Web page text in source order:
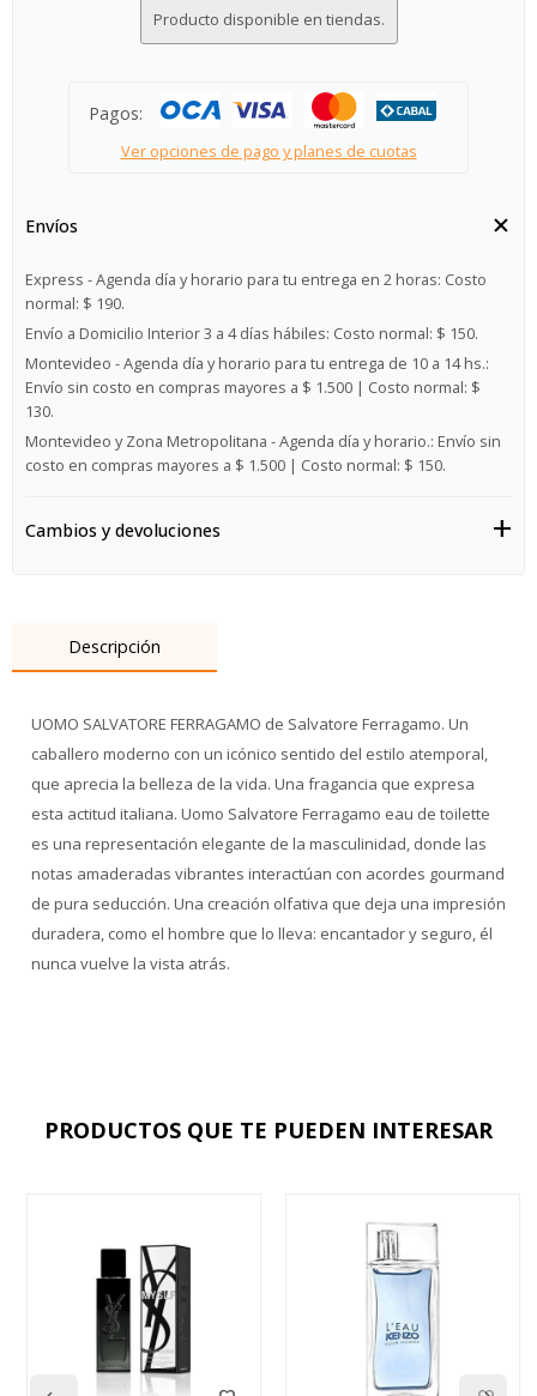
Producto disponible en tiendas.
Pagos:
Ver opciones de pago y planes de cuotas
Envíos
Express - Agenda día y horario para tu entrega en 2 horas: Costo
normal: $ 190.
Envío a Domicilio Interior 3 a 4 días hábiles: Costo normal: $ 150.
Montevideo - Agenda día y horario para tu entrega de 10 a 14 hs.:
Envío sin costo en compras mayores a $ 1.500 | Costo normal: $
130.
Montevideo y Zona Metropolitana - Agenda día y horario.: Envío sin
costo en compras mayores a $ 1.500 | Costo normal: $ 150.
Cambios y devoluciones
Descripción
UOMO SALVATORE FERRAGAMO de Salvatore Ferragamo. Un
caballero moderno con un icónico sentido del estilo atemporal,
que aprecia la belleza de la vida. Una fragancia que expresa
esta actitud italiana. Uomo Salvatore Ferragamo eau de toilette
es una representación elegante de la masculinidad, donde las
notas amaderadas vibrantes interactúan con acordes gourmand
de pura seducción. Una creación olfativa que deja una impresión
duradera, como el hombre que lo lleva: encantador y seguro, él
nunca vuelve la vista atrás.
PRODUCTOS QUE TE PUEDEN INTERESAR